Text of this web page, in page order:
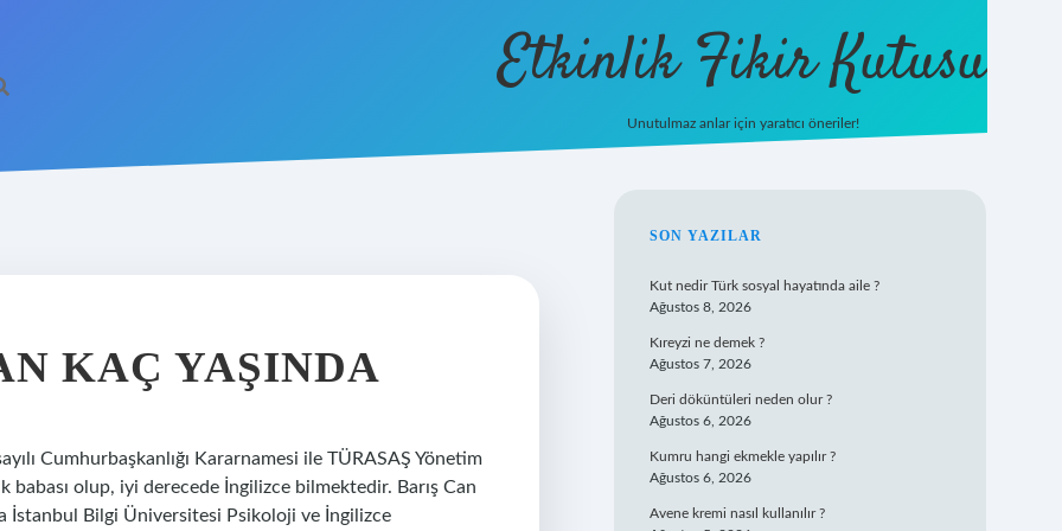
Etkinlik Fikir Kutusu
Unutulmaz anlar için yaratıcı öneriler!
KAÇ YAŞINDA
Cumhurbaşkanlığı Kararnamesi ile TÜRASAŞ Yönetim
olup, iyi derecede İngilizce bilmektedir. Barış Can
İstanbul Bilgi Üniversitesi Psikoloji ve İngilizce
SIDEBAR
SON YAZILAR
Kut nedir Türk sosyal hayatında aile ?
Ağustos 8, 2026
Kıreyzi ne demek ?
Ağustos 7, 2026
Deri döküntüleri neden olur ?
Ağustos 6, 2026
Kumru hangi ekmekle yapılır ?
Ağustos 6, 2026
Avene kremi nasıl kullanılır ?